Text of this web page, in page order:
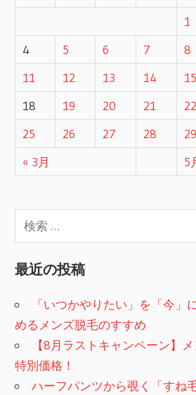
« 3月 5
1
4
5 6 7 8
11
12 13 14 15
18
19 20 21 22
25
26 27 28 29
最近の投稿
「いつかやりたい」を「今」
めるメンズ脱毛のすすめ
【8月ラストキャンペーン】
特別価格！
ハーフパンツから覗く「すね